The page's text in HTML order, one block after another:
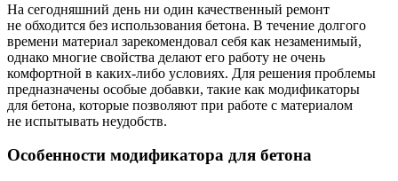
На сегодняшний день ни один качественный ремонт
не обходится без использования бетона. В течение долгого
времени материал зарекомендовал себя как незаменимый,
однако многие свойства делают его работу не очень
комфортной в каких-либо условиях. Для решения проблемы
предназначены особые добавки, такие как модификаторы
для бетона, которые позволяют при работе с материалом
не испытывать неудобств.
Особенности модификатора для бетона